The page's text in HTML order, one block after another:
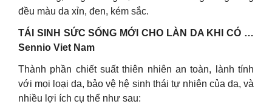
đều màu da xỉn, đen, kém sắc.
TÁI SINH SỨC SỐNG MỚI CHO LÀN DA KHI CÓ …
Sennio Viet Nam
Thành phần chiết suất thiên nhiên an toàn, lành tính
với mọi loại da, bảo vệ hệ sinh thái tự nhiên của da, và
nhiều lợi ích cụ thể như sau: